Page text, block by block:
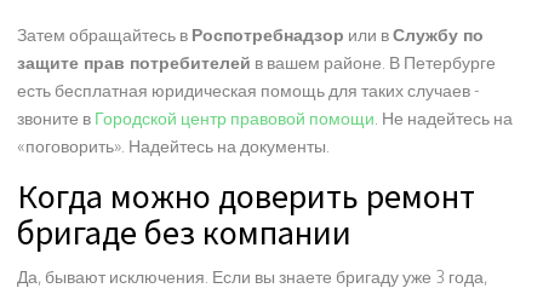
Затем обращайтесь в Роспотребнадзор или вСлужбу по
защите прав потребителей в вашем районе. В Петербурге
есть бесплатная юридическая помощь для таких случаев -
звоните в Городской центр правовой помощи . Не надейтесь на
«поговорить». Надейтесь на документы.
Когда можно доверить ремонт
бригаде без компании
Да, бывают исключения. Если вы знаете бригаду уже 3 года,